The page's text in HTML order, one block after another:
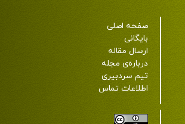
صفحه اصلی
بایگانی
ارسال مقاله
درباره‌ی مجله
تیم سردبیری
اطلاعات تماس